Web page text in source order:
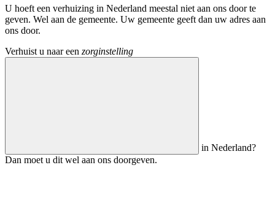
U hoeft een verhuizing in Nederland meestal niet aan ons door te
geven. Wel aan de gemeente. Uw gemeente geeft dan uw adres aan
ons door.
Verhuist u naar een zorginstelling
in Nederland?
Dan moet u dit wel aan ons doorgeven.